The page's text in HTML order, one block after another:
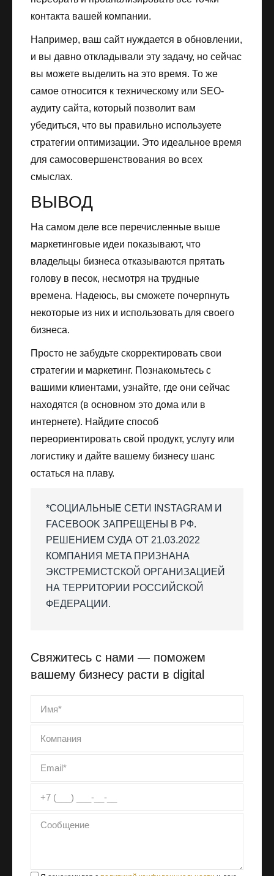
контакта вашей компании.
Например, ваш сайт нуждается в обновлении,
и вы давно откладывали эту задачу, но сейчас
вы можете выделить на это время. То же
самое относится к техническому или SEO-
аудиту сайта, который позволит вам
убедиться, что вы правильно используете
стратегии оптимизации. Это идеальное время
для самосовершенствования во всех
смыслах.
ВЫВОД
На самом деле все перечисленные выше
маркетинговые идеи показывают, что
владельцы бизнеса отказываются прятать
голову в песок, несмотря на трудные
времена. Надеюсь, вы сможете почерпнуть
некоторые из них и использовать для своего
бизнеса.
Просто не забудьте скорректировать свои
стратегии и маркетинг. Познакомьтесь с
вашими клиентами, узнайте, где они сейчас
находятся (в основном это дома или в
интернете). Найдите способ
переориентировать свой продукт, услугу или
логистику и дайте вашему бизнесу шанс
остаться на плаву.
*СОЦИАЛЬНЫЕ СЕТИ INSTAGRAM И
FACEBOOK ЗАПРЕЩЕНЫ В РФ.
РЕШЕНИЕМ СУДА ОТ 21.03.2022
КОМПАНИЯ META ПРИЗНАНА
ЭКСТРЕМИСТСКОЙ ОРГАНИЗАЦИЕЙ
НА ТЕРРИТОРИИ РОССИЙСКОЙ
ФЕДЕРАЦИИ.
Свяжитесь с нами — поможем
вашему бизнесу расти в digital